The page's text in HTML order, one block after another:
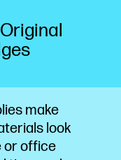
make
look
or office